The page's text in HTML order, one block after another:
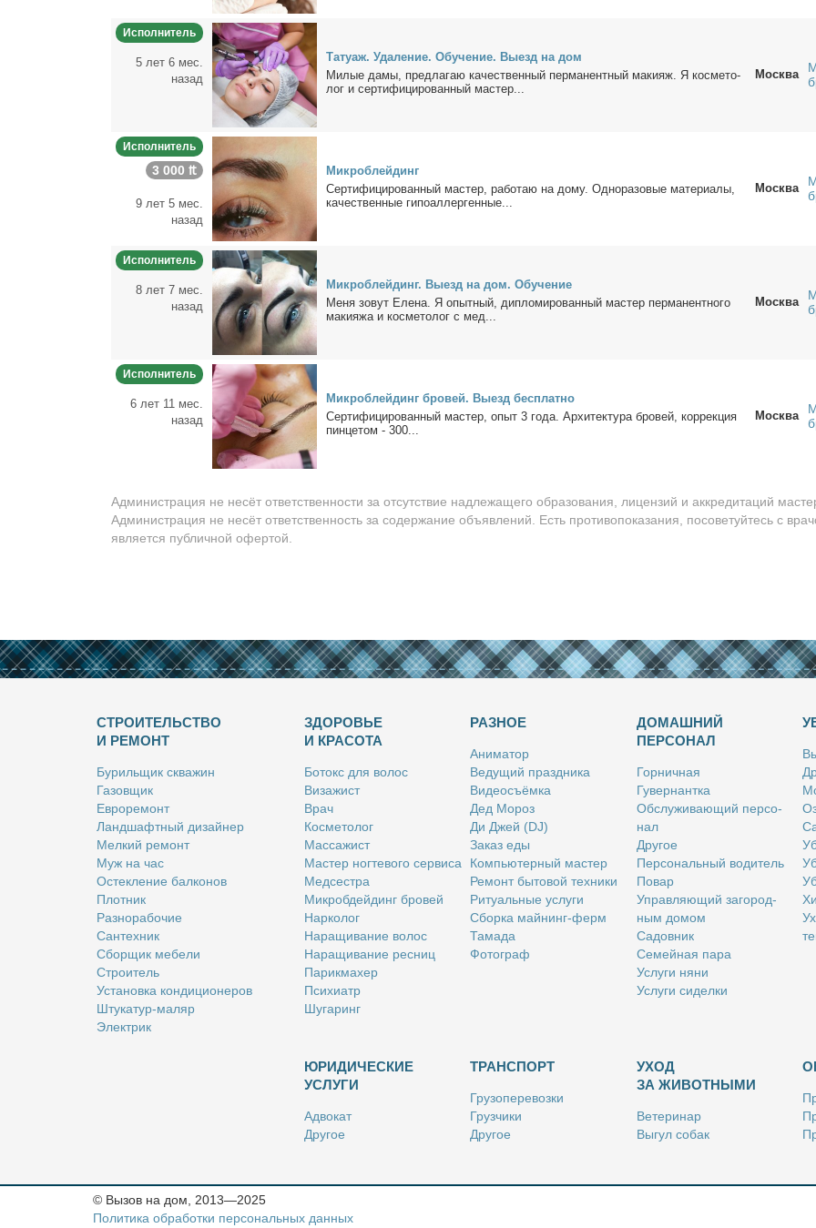
Исполнитель
5 лет 6 мес.
назад
Та­ту­аж. Уда­ле­ние. Обу­че­ние. Вы­езд на дом
Ми­лые да­мы, пред­ла­гаю ка­че­ствен­ный пер­ма­нент­ный ма­ки­яж. Я кос­ме­то­
лог и сер­ти­фи­ци­ро­ван­ный ма­стер...
Москва
Исполнитель
3 000 ₶
9 лет 5 мес.
назад
Мик­роб­лей­динг
Сер­ти­фи­ци­ро­ван­ный ма­стер, ра­бо­таю на до­му. Од­но­ра­зо­вые ма­те­ри­а­лы,
ка­че­ствен­ные ги­по­ал­лер­ген­ные...
Москва
Исполнитель
8 лет 7 мес.
назад
Мик­роб­лей­динг. Вы­езд на дом. Обу­че­ние
Ме­ня зо­вут Еле­на. Я опыт­ный, ди­пло­ми­ро­ван­ный ма­стер пер­ма­нент­но­го
ма­ки­я­жа и кос­ме­то­лог с мед...
Москва
Исполнитель
6 лет 11 мес.
назад
Мик­роб­лей­динг бро­вей. Вы­езд бес­плат­но
Сер­ти­фи­ци­ро­ван­ный ма­стер, опыт 3 го­да. Ар­хи­тек­ту­ра бро­вей, кор­рек­ция
пин­це­том - 300...
Москва
Администрация не несёт ответственности за отсутствие надлежащего образования, лицензий и аккредитаций
Администрация не несёт ответственность за содержание объявлений. Есть противопоказания, посоветуйтесь с
является публичной офертой.
СТРОИТЕЛЬСТВО
И РЕМОНТ
Бу­риль­щик сква­жин
Га­зов­щик
Ев­ро­ре­монт
Ланд­шафт­ный ди­зай­нер
Мел­кий ре­монт
Муж на час
Остек­ле­ние бал­ко­нов
Плот­ник
Раз­но­ра­бо­чие
Сан­тех­ник
Сбор­щик ме­бе­ли
Стро­и­тель
Уста­нов­ка кон­ди­ци­о­не­ров
Шту­ка­тур-ма­ляр
Элек­трик
ЗДОРОВЬЕ
И КРАСОТА
Бо­токс для во­лос
Ви­за­жист
Врач
Кос­ме­то­лог
Мас­са­жист
Ма­стер ног­те­во­го сер­ви­са
Мед­сест­ра
Мик­роб­дей­динг бро­вей
Нар­ко­лог
На­ра­щи­ва­ние во­лос
На­ра­щи­ва­ние рес­ниц
Па­рик­махер
Пси­хи­атр
Шу­га­ринг
РАЗНОЕ
Ани­ма­тор
Ве­ду­щий празд­ни­ка
Ви­део­съём­ка
Дед Мо­роз
Ди Джей (DJ)
За­каз еды
Ком­пью­тер­ный ма­стер
Ре­монт бы­то­вой тех­ни­ки
Ри­ту­аль­ные услу­ги
Сбор­ка май­нинг-ферм
Та­ма­да
Фо­то­граф
ДОМАШНИЙ
ПЕРСОНАЛ
Гор­нич­ная
Гу­вер­нант­ка
Об­слу­жи­ва­ю­щий пер­со­
нал
Дру­гое
Пер­со­наль­ный во­ди­тель
По­вар
Управ­ля­ю­щий за­го­род­
ным до­мом
Са­дов­ник
Се­мей­ная па­ра
Услу­ги ня­ни
Услу­ги си­дел­ки
ЮРИДИЧЕСКИЕ
УСЛУГИ
Адво­кат
Дру­гое
Ри­эл­тор
ТРАНСПОРТ
Гру­зо­пе­ре­воз­ки
Груз­чи­ки
Дру­гое
Так­си
УХОД
ЗА ЖИВОТНЫМИ
Ве­те­ри­нар
Вы­гул со­бак
Стриж­ка жи­вот­ных
© Вызов на дом, 2013—2025
Политика обработки персональных данных